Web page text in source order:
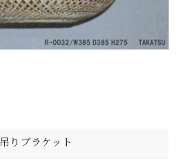
吊りブラケット